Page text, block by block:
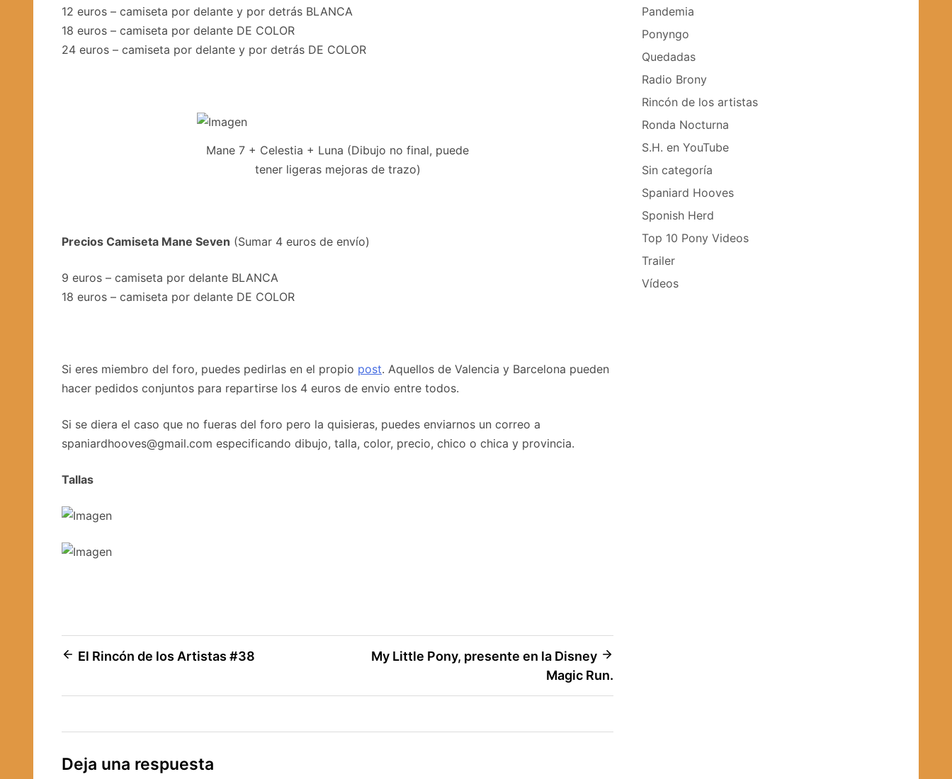
12 euros – camiseta por delante y por detrás BLANCA
18 euros – camiseta por delante DE COLOR
24 euros – camiseta por delante y por detrás DE COLOR
Mane 7 + Celestia + Luna (Dibujo no final, puede
tener ligeras mejoras de trazo)
Precios Camiseta Mane Seven (Sumar 4 euros de envío)
9 euros – camiseta por delante BLANCA
18 euros – camiseta por delante DE COLOR
Si eres miembro del foro, puedes pedirlas en el propio post. Aquellos de Valencia y Barcelona pueden
hacer pedidos conjuntos para repartirse los 4 euros de envio entre todos.
Si se diera el caso que no fueras del foro pero la quisieras, puedes enviarnos un correo a
spaniardhooves@gmail.com especificando dibujo, talla, color, precio, chico o chica y provincia.
Tallas
Navegación
El Rincón de los Artistas #38
My Little Pony, presente en la Disney
Magic Run.
Deja una respuesta
Pandemia
Ponyngo
Quedadas
Radio Brony
Rincón de los artistas
Ronda Nocturna
S.H. en YouTube
Sin categoría
Spaniard Hooves
Sponish Herd
Top 10 Pony Videos
Trailer
Vídeos